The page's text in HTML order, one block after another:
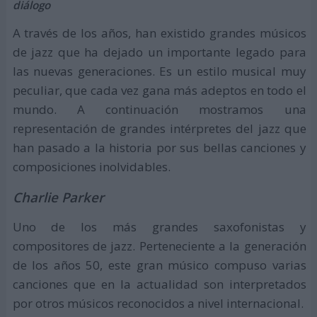
diálogo
A través de los años, han existido grandes músicos
de jazz que ha dejado un importante legado para
las nuevas generaciones. Es un estilo musical muy
peculiar, que cada vez gana más adeptos en todo el
mundo. A continuación mostramos una
representación de grandes intérpretes del jazz que
han pasado a la historia por sus bellas canciones y
composiciones inolvidables.
Charlie Parker
Uno de los más grandes saxofonistas y
compositores de jazz. Perteneciente a la generación
de los años 50, este gran músico compuso varias
canciones que en la actualidad son interpretados
por otros músicos reconocidos a nivel internacional.